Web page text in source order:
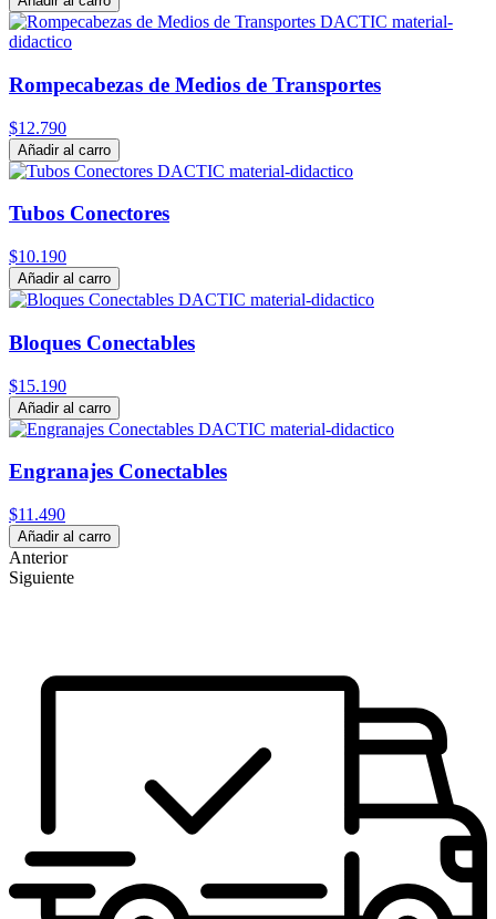
Rompecabezas de Medios de Transportes
$12.790
Añadir al carro
Tubos Conectores
$10.190
Añadir al carro
Bloques Conectables
$15.190
Añadir al carro
Engranajes Conectables
$11.490
Añadir al carro
Anterior
Siguiente